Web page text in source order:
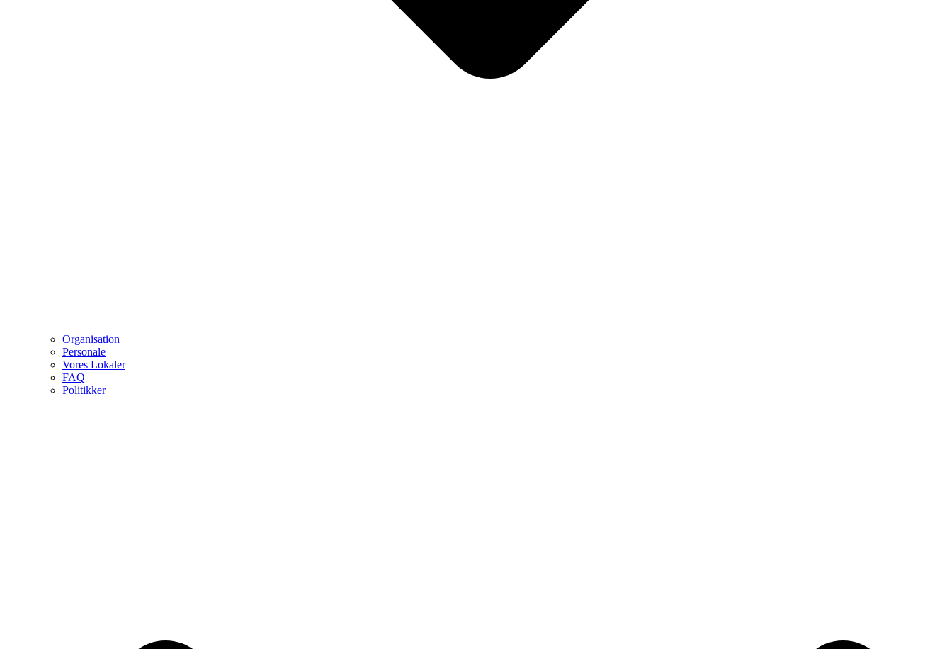
Organisation
Personale
Vores Lokaler
FAQ
Politikker